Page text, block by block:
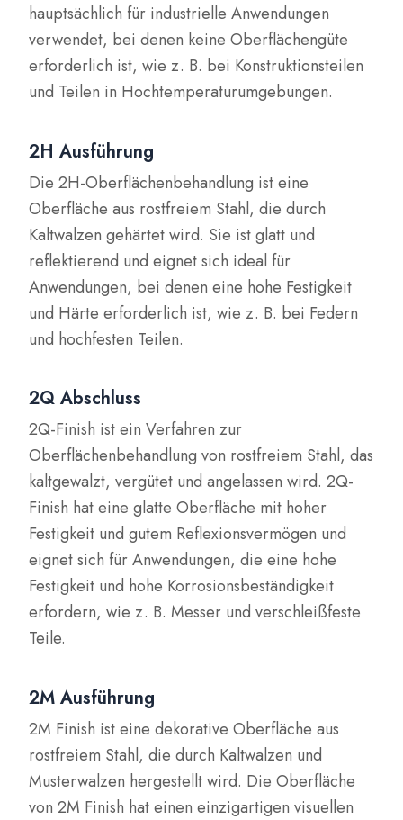
hauptsächlich für industrielle Anwendungen
verwendet, bei denen keine Oberflächengüte
erforderlich ist, wie z. B. bei Konstruktionsteilen
und Teilen in Hochtemperaturumgebungen.
2H Ausführung
Die 2H-Oberflächenbehandlung ist eine
Oberfläche aus rostfreiem Stahl, die durch
Kaltwalzen gehärtet wird. Sie ist glatt und
reflektierend und eignet sich ideal für
Anwendungen, bei denen eine hohe Festigkeit
und Härte erforderlich ist, wie z. B. bei Federn
und hochfesten Teilen.
2Q Abschluss
2Q-Finish ist ein Verfahren zur
Oberflächenbehandlung von rostfreiem Stahl, das
kaltgewalzt, vergütet und angelassen wird. 2Q-
Finish hat eine glatte Oberfläche mit hoher
Festigkeit und gutem Reflexionsvermögen und
eignet sich für Anwendungen, die eine hohe
Festigkeit und hohe Korrosionsbeständigkeit
erfordern, wie z. B. Messer und verschleißfeste
Teile.
2M Ausführung
2M Finish ist eine dekorative Oberfläche aus
rostfreiem Stahl, die durch Kaltwalzen und
Musterwalzen hergestellt wird. Die Oberfläche
von 2M Finish hat einen einzigartigen visuellen